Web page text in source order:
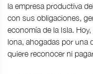
la empresa productiva
con sus obligaciones,
economía de la Isla.
lona, ahogadas por una
quiere reconocer ni